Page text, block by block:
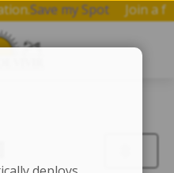
Save my Spot Join a